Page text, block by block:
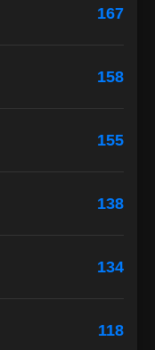
167
158
155
138
134
118